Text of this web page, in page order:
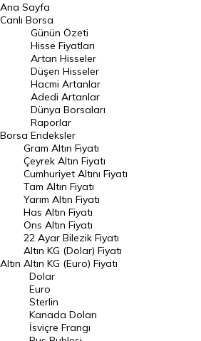
BIST 100 Hisseleri
En Çok Artan Hisseler
En Çok Düşen Hisseler
Hacmi Artanlar
Geçmiş Kapanışlar
Dünya Borsaları
Raporlar
Endeksler
DÖVİZ
Döviz Kuru
Dolar Kuru
Euro Kuru
Pound Kuru
Frank Kuru
Ana Sayfa
Canlı Borsa
Borsa
Günün Özeti
Hisse Fiyatları
Artan Hisseler
Düşen Hisseler
Hacmi Artanlar
Adedi Artanlar
Dünya Borsaları
Raporlar
Endeksler
Altın
Gram Altın Fiyatı
Çeyrek Altın Fiyatı
Cumhuriyet Altını Fiyatı
Tam Altın Fiyatı
Yarım Altın Fiyatı
Has Altın Fiyatı
Ons Altın Fiyatı
22 Ayar Bilezik Fiyatı
Altın KG (Dolar) Fiyatı
Altın KG (Euro) Fiyatı
Dolar
Euro
Sterlin
Kanada Doları
İsviçre Frangı